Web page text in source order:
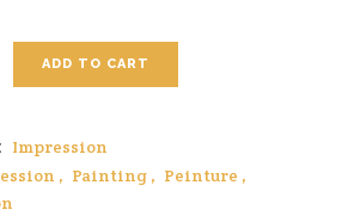
ADD TO CART
Impression
, Painting , Peinture ,